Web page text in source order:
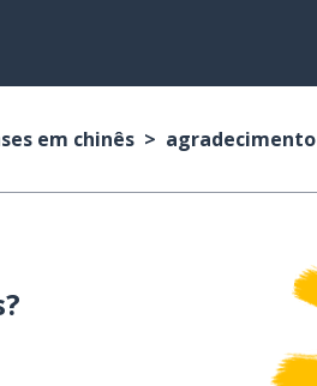
em chinês agradecimento